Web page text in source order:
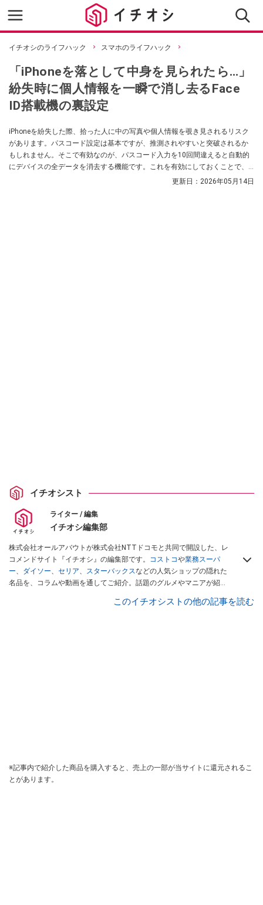
イチオシのライフハック スマホのライフハック
「iPhoneを落として中身を見られたら…」
紛失時に個人情報を一瞬で消し去るFace
ID搭載機の裏設定
iPhoneを紛失した際、拾った人に中の写真や個人情報を覗き見されるリスク
があります。パスコード設定は基本ですが、推測されやすいと突破されるか
もしれません。そこで有効なのが、パスコード入力を10回間違えると自動的
にデバイスの全データを消去する機能です。これを有効にしておくことで、
悪意ある第三者にデータが渡るのを防ぎ、プライバシーを確実に保護するこ
更新日： 2026年05月14日
イチオシスト
ライター / 編集
イチオシ編集部
株式会社オールアバウトが株式会社NTTドコモと共同で開設した、レ
コメンドサイト『イチオシ』の編集部です。 コストコや業務スーパ
ー、 ダイソー、 セリア、 スターバックスなどの人気ショップの隠れた
名品を、コラムや動画を通してご紹介。話題のグルメやマニアが紹介
インフルエンサーが実際に使用してレビューしています。毎日トレン
このイチオシストの他の記事を読む
※記事内で紹介した商品を購入すると、売上の一部が当サイトに還元されるこ
とがあります。